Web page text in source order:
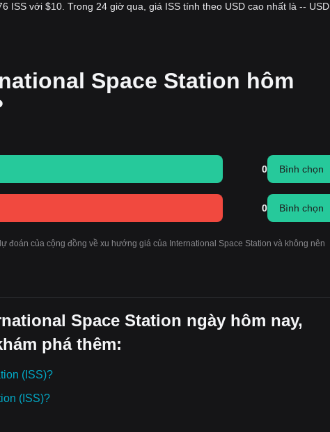
ISS với $10. Trong 24 giờ qua, giá ISS tính theo USD cao nhất là -- USD
Space Station hôm
0 Bình chọn
0 Bình chọn
đoán của cộng đồng về xu hướng giá của International Space Station và không nên
Space Station ngày hôm nay,
phá thêm:
(ISS)?
(ISS)?